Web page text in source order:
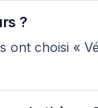
?
ont choisi «